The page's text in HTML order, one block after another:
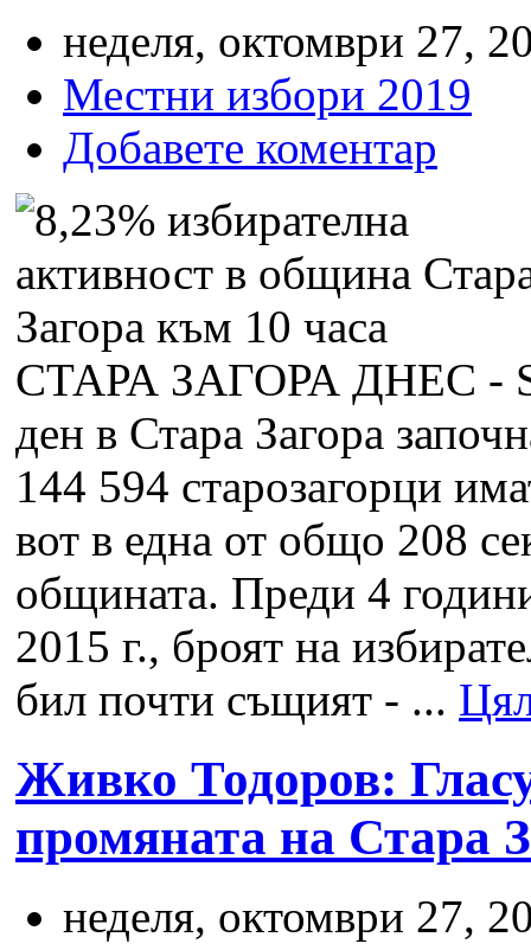
неделя, октомври 27,
Местни избори 2019
Добавете коментар
СТАРА ЗАГОРА ДНЕС -
ден в Стара Загора
144 594 старозагорци
вот в една от общо 208
общината. Преди 4
2015 г., броят на
бил почти същият - ...
Живко Тодоров:
промяната на Стара
неделя, октомври 27,